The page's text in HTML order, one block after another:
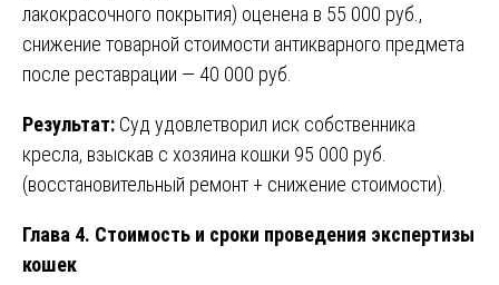
лакокрасочного покрытия) оценена в 55 000 руб.,
снижение товарной стоимости антикварного предмета
после реставрации — 40 000 руб.
Результат: Суд удовлетворил иск собственника
кресла, взыскав с хозяина кошки 95 000 руб.
(восстановительный ремонт + снижение стоимости).
Глава 4. Стоимость и сроки проведения экспертизы
кошек